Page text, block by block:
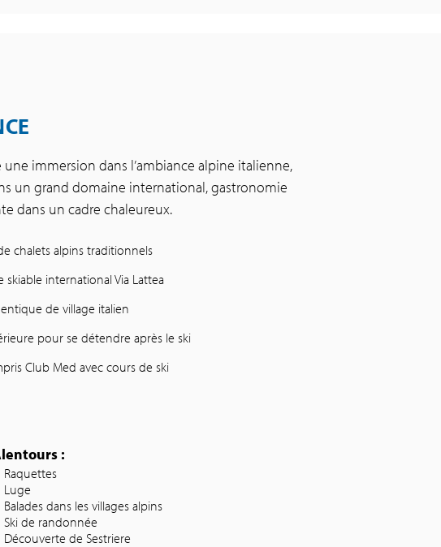
une immersion dans l’ambiance alpine italienne,
un grand domaine international, gastronomie
dans un cadre chaleureux.
chalets alpins traditionnels
skiable international Via Lattea
de village italien
pour se détendre après le ski
Club Med avec cours de ski
:
Raquettes
Luge
Balades dans les villages alpins
Ski de randonnée
Découverte de Sestriere